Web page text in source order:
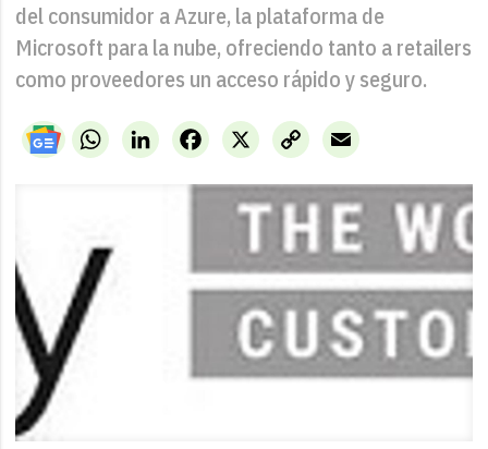
del consumidor a Azure, la plataforma de
Microsoft para la nube, ofreciendo tanto a retailers
como proveedores un acceso rápido y seguro.
WhatsAppLinkedIn X
Facebook
Copy
Link
Email